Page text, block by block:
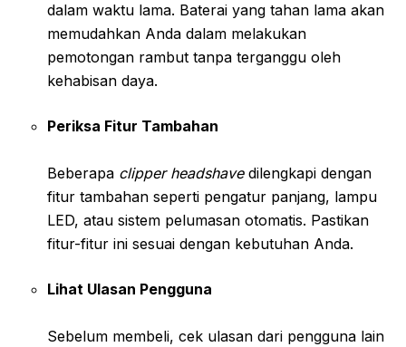
dalam waktu lama. Baterai yang tahan lama akan
memudahkan Anda dalam melakukan
pemotongan rambut tanpa terganggu oleh
kehabisan daya.
Periksa Fitur Tambahan
Beberapa clipper headshavedilengkapi dengan
fitur tambahan seperti pengatur panjang, lampu
LED, atau sistem pelumasan otomatis. Pastikan
fitur-fitur ini sesuai dengan kebutuhan Anda.
Lihat Ulasan Pengguna
Sebelum membeli, cek ulasan dari pengguna lain